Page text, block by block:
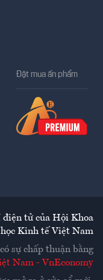
Đặt mua ấn phẩm
điện tử của Hội Khoa
học Kinh tế Việt Nam
sự chấp thuận bằng
Nam - VnEconomy